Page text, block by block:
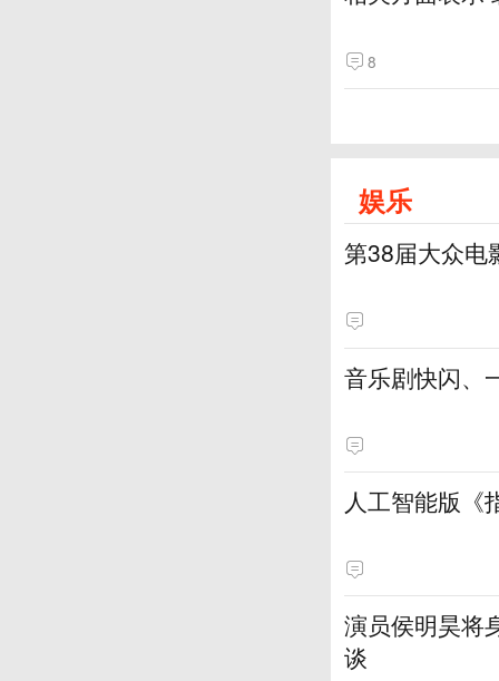
8
娱乐
第38届大众电
音乐剧快闪、
人工智能版《
演员侯明昊将
谈